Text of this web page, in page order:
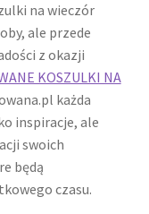
na wieczór
ale przede
z okazji
KOSZULKI NA
każda
inspiracje, ale
swoich
będą
czasu.